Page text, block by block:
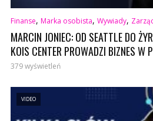
Finanse, Marka osobista, Wywiady,
MARCIN JONIEC: OD SEATTLE DO
KOIS CENTER PROWADZI BIZNES W
379 wyświetleń
VIDEO